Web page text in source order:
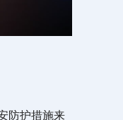
防护措施来